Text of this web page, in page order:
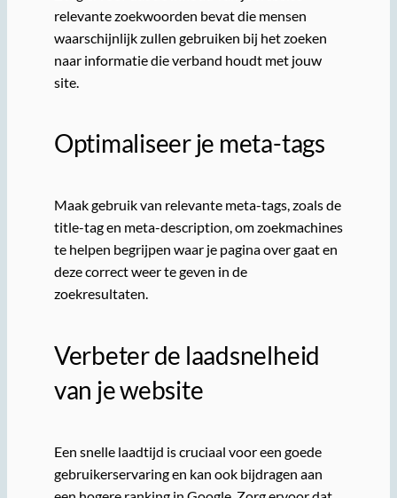
relevante zoekwoorden bevat die mensen
waarschijnlijk zullen gebruiken bij het zoeken
naar informatie die verband houdt met jouw
site.
Optimaliseer je meta-tags
Maak gebruik van relevante meta-tags, zoals de
title-tag en meta-description, om zoekmachines
te helpen begrijpen waar je pagina over gaat en
deze correct weer te geven in de
zoekresultaten.
Verbeter de laadsnelheid
van je website
Een snelle laadtijd is cruciaal voor een goede
gebruikerservaring en kan ook bijdragen aan